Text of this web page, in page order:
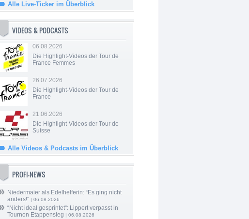
Alle Live-Ticker im Überblick
VIDEOS & PODCASTS
06.08.2026
Die Highlight-Videos der Tour de
France Femmes
26.07.2026
Die Highlight-Videos der Tour de
France
21.06.2026
Die Highlight-Videos der Tour de
Suisse
Alle Videos & Podcasts im Überblick
PROFI-NEWS
Niedermaier als Edelhelferin: “Es ging nicht
anders!“ | 06.08.2026
“Nicht ideal gesprintet“: Lippert verpasst in
Tournon Etappensieg | 06.08.2026